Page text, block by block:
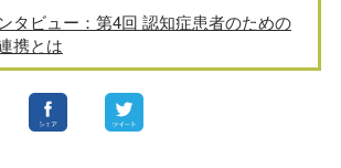
タビュー：第4回 認知症患者のための
携とは